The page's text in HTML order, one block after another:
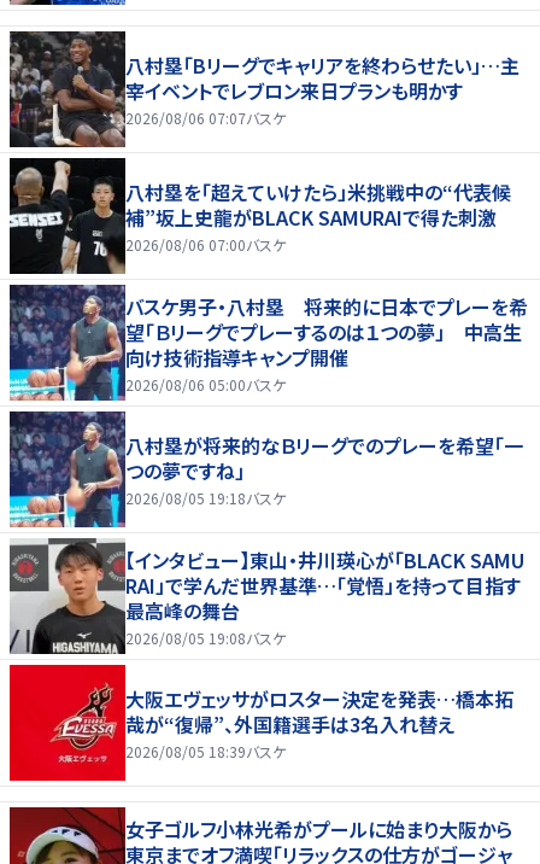
八村塁「Bリーグでキャリアを終わらせたい」…主
宰イベントでレブロン来日プランも明かす
2026/08/06 07:07バスケ
八村塁を「超えていけたら」米挑戦中の“代表候
補”坂上史龍がBLACK SAMURAIで得た刺激
2026/08/06 07:00バスケ
バスケ男子・八村塁 将来的に日本でプレーを希
望「Ｂリーグでプレーするのは１つの夢」 中高生
向け技術指導キャンプ開催
2026/08/06 05:00バスケ
八村塁が将来的なＢリーグでのプレーを希望「一
つの夢ですね」
2026/08/05 19:18バスケ
【インタビュー】東山・井川瑛心が「BLACK SAMU
RAI」で学んだ世界基準…「覚悟」を持って目指す
最高峰の舞台
2026/08/05 19:08バスケ
大阪エヴェッサがロスター決定を発表…橋本拓
哉が“復帰”、外国籍選手は3名入れ替え
2026/08/05 18:39バスケ
女子ゴルフ小林光希がプールに始まり大阪から
東京までオフ満喫「リラックスの仕方がゴージャ